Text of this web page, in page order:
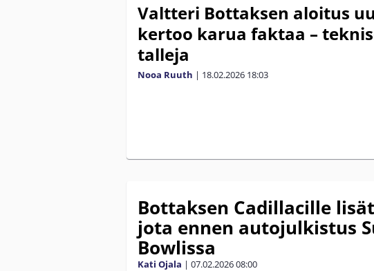
Valtteri Bottaksen aloitus
kertoo karua faktaa –
talleja
Nooa Ruuth | 18.02.2026 18:03
Bottaksen Cadillacille
jota ennen autojulkistus
Bowlissa
Kati Ojala | 07.02.202608:00